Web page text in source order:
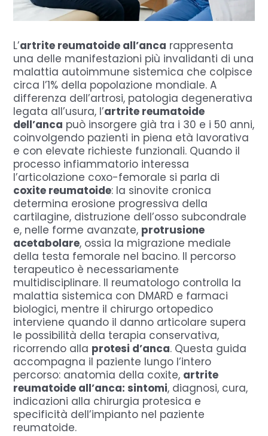
L’artrite reumatoide all’anca rappresenta
una delle manifestazioni più invalidanti di una
malattia autoimmune sistemica che colpisce
circa l’1% della popolazione mondiale. A
differenza dell’artrosi, patologia degenerativa
legata all’usura, l’artrite reumatoide
dell’anca può insorgere già tra i 30 e i 50 anni,
coinvolgendo pazienti in piena età lavorativa
e con elevate richieste funzionali. Quando il
processo infiammatorio interessa
l’articolazione coxo-femorale si parla di
coxite reumatoide: la sinovite cronica
determina erosione progressiva della
cartilagine, distruzione dell’osso subcondrale
e, nelle forme avanzate, protrusione
acetabolare, ossia la migrazione mediale
della testa femorale nel bacino. Il percorso
terapeutico è necessariamente
multidisciplinare. Il reumatologo controlla la
malattia sistemica con DMARD e farmaci
biologici, mentre il chirurgo ortopedico
interviene quando il danno articolare supera
le possibilità della terapia conservativa,
ricorrendo alla protesi d’anca. Questa guida
accompagna il paziente lungo l’intero
percorso: anatomia della coxite, artrite
reumatoide all’anca: sintomi, diagnosi, cura,
indicazioni alla chirurgia protesica e
specificità dell’impianto nel paziente
reumatoide.